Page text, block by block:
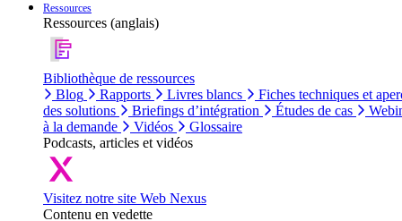
Ressources
Ressources (anglais)
Bibliothèque de ressources
Blog
Rapports Livres blancs
Fiches techniques et
des solutions
Briefings d’intégration Études de cas
à la demande
Vidéos
Glossaire
Podcasts, articles et vidéos
Visitez notre site Web Nexus
Contenu en vedette